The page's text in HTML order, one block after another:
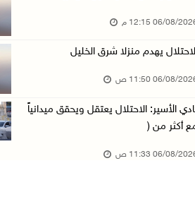
مستعمرون يسيّجون أراضي في الأغوار الشمالية
الاحتلال يعتقل طفلا من تياسير شرق طوباس
الاحتلال يعتقل 5 مواطنين من الخليل
08/2026 12:15 م
يهدم منزلا شرق الخليل
08/2026 11:50 ص
الأسير: الاحتلال يعتقل ويحقق ميدانياً
أكثر من (
08/2026 11:33 ص